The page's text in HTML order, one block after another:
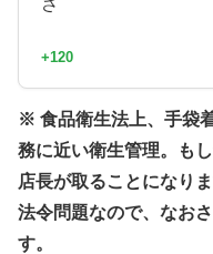
+120
※ 食品衛生法上、手袋
務に近い衛生管理。も
店長が取ることになり
法令問題なので、なお
す。